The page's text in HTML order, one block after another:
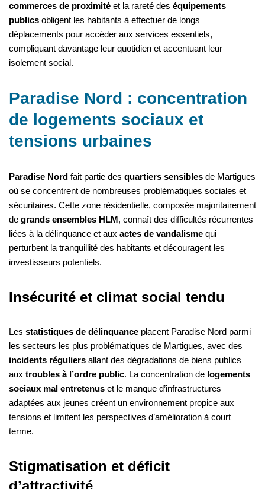
commerces de proximité et la rareté des équipements
publics obligent les habitants à effectuer de longs
déplacements pour accéder aux services essentiels,
compliquant davantage leur quotidien et accentuant leur
isolement social.
Paradise Nord : concentration
de logements sociaux et
tensions urbaines
Paradise Nord fait partie des quartiers sensibles de Martigues
où se concentrent de nombreuses problématiques sociales et
sécuritaires. Cette zone résidentielle, composée majoritairement
de grands ensembles HLM, connaît des difficultés récurrentes
liées à la délinquance et aux actes de vandalisme qui
perturbent la tranquillité des habitants et découragent les
investisseurs potentiels.
Insécurité et climat social tendu
Les statistiques de délinquance placent Paradise Nord parmi
les secteurs les plus problématiques de Martigues, avec des
incidents réguliers allant des dégradations de biens publics
aux troubles à l’ordre public. La concentration de logements
sociaux mal entretenus et le manque d’infrastructures
adaptées aux jeunes créent un environnement propice aux
tensions et limitent les perspectives d’amélioration à court
terme.
Stigmatisation et déficit